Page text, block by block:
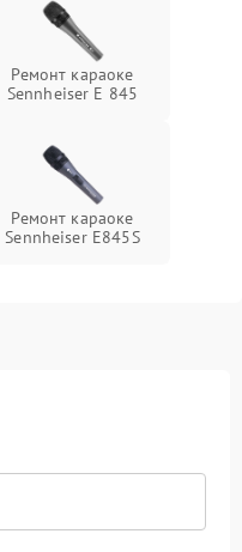
Ремонт караоке
Sennheiser E 845
Ремонт караоке
Sennheiser E845S